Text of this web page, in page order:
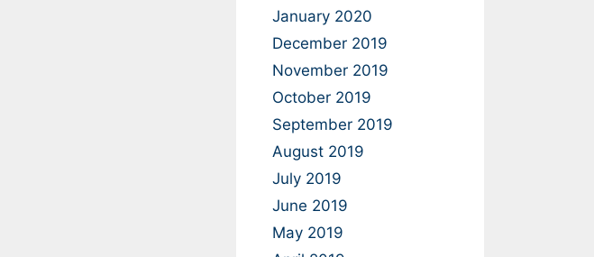
January 2020
December 2019
November 2019
October 2019
September 2019
August 2019
July 2019
June 2019
May 2019